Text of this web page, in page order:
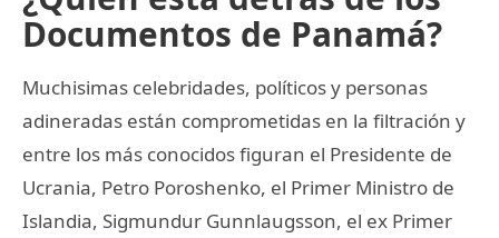
Documentos de Panamá?
Muchisimas celebridades, políticos y personas
adineradas están comprometidas en la filtración y
entre los más conocidos figuran el Presidente de
Ucrania, Petro Poroshenko, el Primer Ministro de
Islandia, Sigmundur Gunnlaugsson, el ex Primer